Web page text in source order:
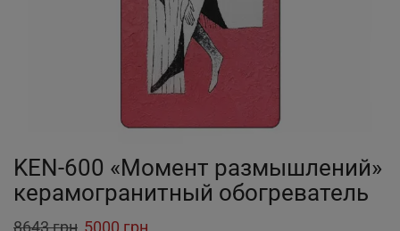
KEN-600 «Момент размышлений»
керамогранитный обогреватель
8643грн Original
5000 грн